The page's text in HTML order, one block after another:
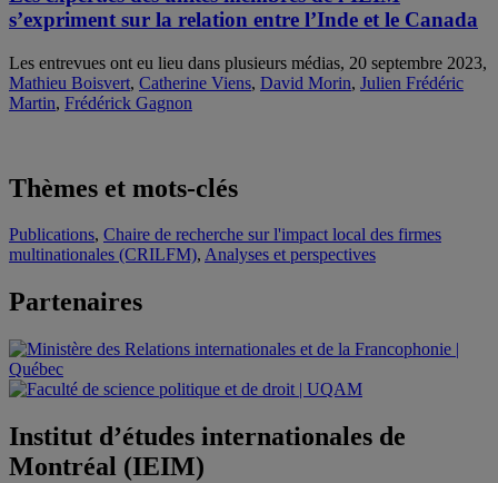
s’expriment sur la relation entre l’Inde et le Canada
Les entrevues ont eu lieu dans plusieurs médias, 20 septembre 2023,
Mathieu Boisvert, Catherine Viens, David Morin, Julien Frédéric
Martin, Frédérick Gagnon
Thèmes et mots-clés
Publications, Chaire de recherche sur l'impact local des firmes
multinationales (CRILFM), Analyses et perspectives
Partenaires
Institut d’études internationales de
Montréal (IEIM)